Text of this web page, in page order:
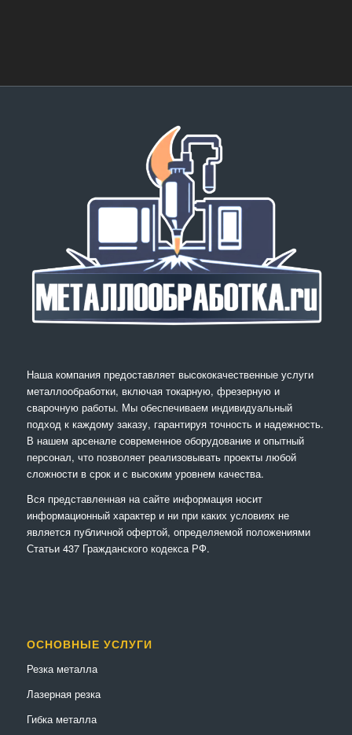
Наша компания предоставляет высококачественные услуги
металлообработки, включая токарную, фрезерную и
сварочную работы. Мы обеспечиваем индивидуальный
подход к каждому заказу, гарантируя точность и надежность.
В нашем арсенале современное оборудование и опытный
персонал, что позволяет реализовывать проекты любой
сложности в срок и с высоким уровнем качества.
Вся представленная на сайте информация носит
информационный характер и ни при каких условиях не
является публичной офертой, определяемой положениями
Статьи 437 Гражданского кодекса РФ.
ОСНОВНЫЕ УСЛУГИ
Резка металла
Лазерная резка
Гибка металла